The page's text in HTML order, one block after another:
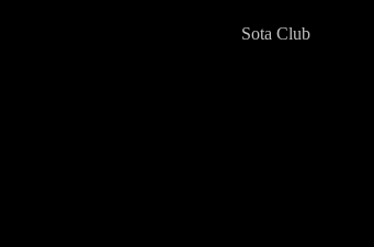
Sota Club